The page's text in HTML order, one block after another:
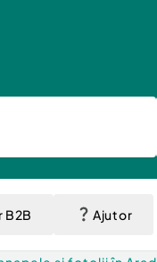
B2B Ajutor